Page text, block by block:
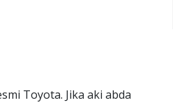
Toyota. Jika aki abda